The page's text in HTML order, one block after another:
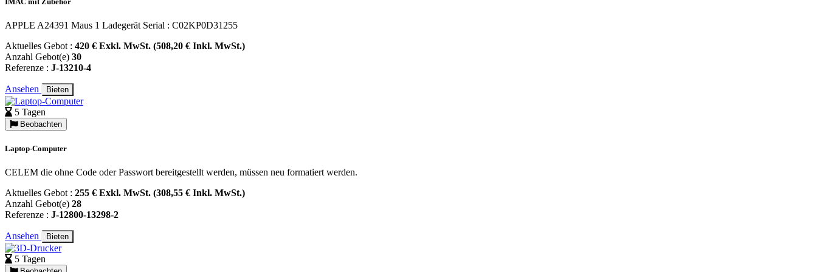
APPLE A24391 Maus 1 Ladegerät Serial : C02KP0D31255
Aktuelles Gebot : 420 € Exkl. MwSt. (508,20 € Inkl. MwSt.)
Anzahl Gebot(e) 30
Referenze : J-13210-4
Ansehen Bieten
5 Tagen
Beobachten
Laptop-Computer
CELEM die ohne Code oder Passwort bereitgestellt werden, müssen neu formatiert werden.
Aktuelles Gebot : 255 € Exkl. MwSt. (308,55 € Inkl. MwSt.)
Anzahl Gebot(e) 28
Referenze : J-12800-13298-2
Ansehen Bieten
5 Tagen